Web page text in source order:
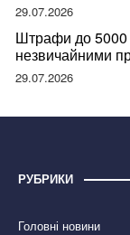
29.07.2026
Штрафи до 5000
незвичайними
правдою
29.07.2026
РУБРИКИ
Головні новини